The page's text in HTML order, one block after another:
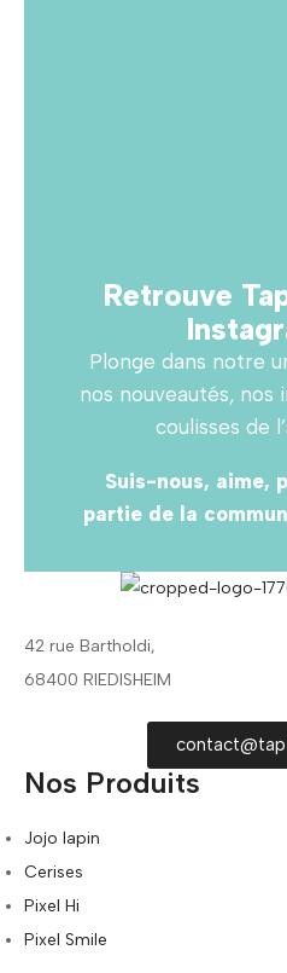
Retrouve
Plonge dans notre
nos nouveautés, nos
coulisses de
Suis-nous, aime,
partie de la
42 rue Bartholdi,
68400 RIEDISHEIM
Nos Produits
Jojo lapin
Cerises
Pixel Hi
Pixel Smile